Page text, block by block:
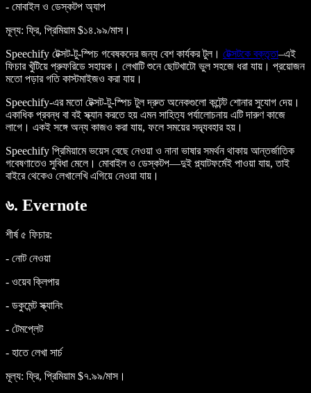
- মোবাইল ও ডেস্কটপ অ্যাপ
মূল্য: ফ্রি, প্রিমিয়াম $১৪.৯৯/মাস।
Speechify টেক্সট-টু-স্পিচ গবেষকদের জন্য বেশ কার্যকর টুল। টেক্সটকে বক্তৃতা–এই
ফিচার খুঁটিয়ে প্রুফরিডে সহায়ক। লেখাটি শুনে ছোটখাটো ভুল সহজে ধরা যায়। প্রয়োজন
মতো পড়ার গতি কাস্টমাইজও করা যায়।
Speechify-এর মতো টেক্সট-টু-স্পিচ টুল দ্রুত অনেকগুলো কন্টেন্ট শোনার সুযোগ দেয়।
একাধিক প্রবন্ধ বা বই স্ক্যান করতে হয় এমন সাহিত্য পর্যালোচনায় এটি দারুণ কাজে
লাগে। একই সঙ্গে অন্য কাজও করা যায়, ফলে সময়ের সদ্ব্যবহার হয়।
Speechify প্রিমিয়ামে ভয়েস বেছে নেওয়া ও নানা ভাষার সমর্থন থাকায় আন্তর্জাতিক
গবেষণাতেও সুবিধা মেলে। মোবাইল ও ডেস্কটপ—দুই প্ল্যাটফর্মেই পাওয়া যায়, তাই
বাইরে থেকেও লেখালেখি এগিয়ে নেওয়া যায়।
৬. Evernote
শীর্ষ ৫ ফিচার:
- নোট নেওয়া
- ওয়েব ক্লিপার
- ডকুমেন্ট স্ক্যানিং
- টেমপ্লেট
- হাতে লেখা সার্চ
মূল্য: ফ্রি, প্রিমিয়াম $৭.৯৯/মাস।